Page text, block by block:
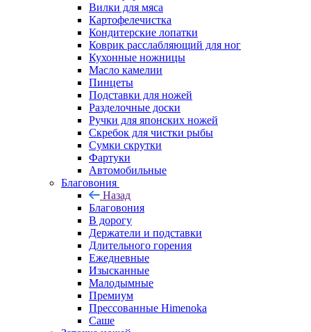
Вилки для мяса
Картофелечистка
Кондитерские лопатки
Коврик расслабляющий для ног
Кухонные ножницы
Масло камелии
Пинцеты
Подставки для ножей
Разделочные доски
Ручки для японских ножей
Скребок для чистки рыбы
Сумки скрутки
Фартуки
Автомобильные
Благовония
Назад
Благовония
В дорогу
Держатели и подставки
Длительного горения
Ежедневные
Изысканные
Малодымные
Премиум
Прессованные Himenoka
Саше